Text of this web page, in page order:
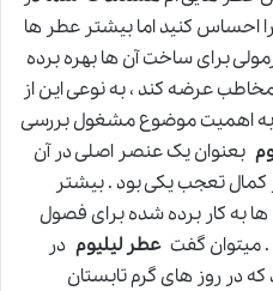
کنید اما بیشتر عطر ها
برای ساخت آن ها بهره برده
عرضه کند ، به نوعی این از
به اهمیت موضوع مشغول بررسی
بعنوان یک عنصر اصلی در آن
کمال تعجب یکی بود . بیشتر
ها به کار برده شده برای فصول
. میتوان گفتعطر لیلیوم در
در روز های گرم تابستان